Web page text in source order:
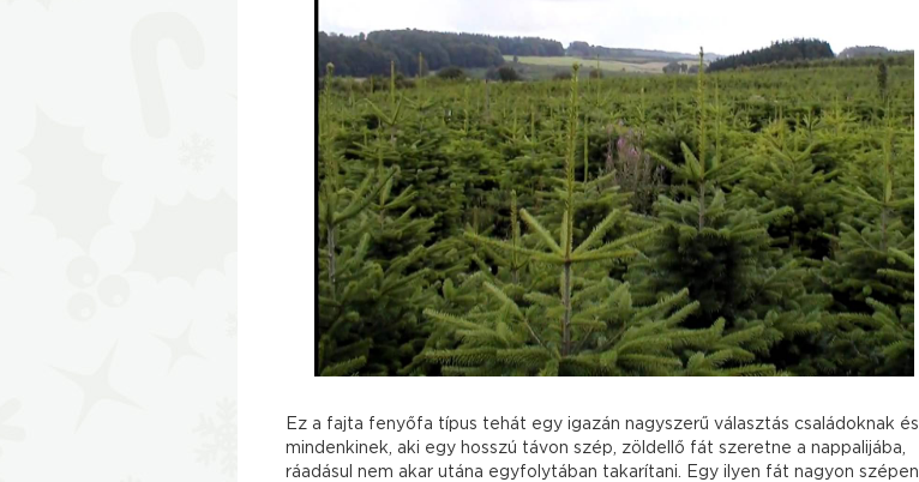
Ez a fajta fenyőfa típus tehát egy igazán nagyszerű választás családoknak és
mindenkinek, aki egy hosszú távon szép, zöldellő fát szeretne a nappalijába,
ráadásul nem akar utána egyfolytában takarítani. Egy ilyen fát nagyon szépen